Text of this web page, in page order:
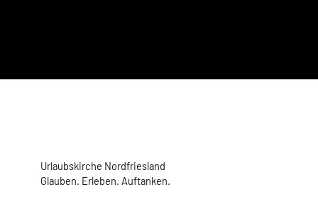
Urlaubskirche Nordfriesland
Glauben. Erleben. Auftanken.